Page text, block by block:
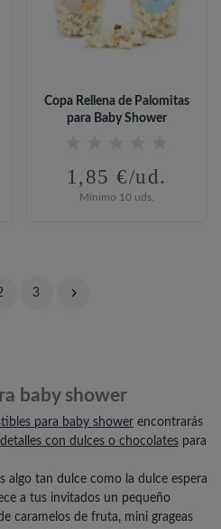
Copa Rellena de Palomitas
para Baby Shower
1,85 €/ud.
Mínimo 10 uds.
3 
baby shower
para baby shower encontrarás
detalles con dulces o chocolates para
algo tan dulce como la dulce espera
a tus invitados un pequeño
caramelos de fruta, mini grageas